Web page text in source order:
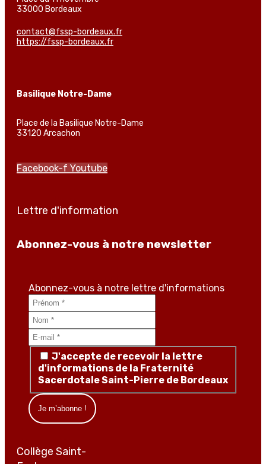
33000 Bordeaux
contact@fssp-bordeaux.fr
https://fssp-bordeaux.fr
Basilique Notre-Dame
Place de la Basilique Notre-Dame
33120 Arcachon
Facebook-f Youtube
Lettre d'information
Abonnez-vous à notre newsletter
Abonnez-vous à notre lettre d'informations
J'accepte de recevoir la lettre
d'informations de la Fraternité
Sacerdotale Saint-Pierre de Bordeaux
Collège Saint-